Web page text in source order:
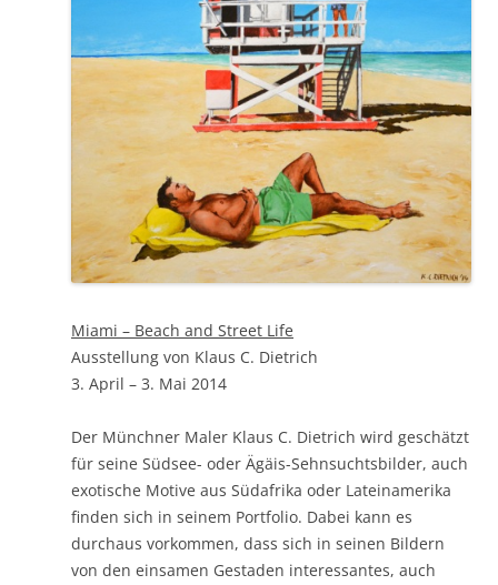
Miami – Beach and Street Life
Ausstellung von Klaus C. Dietrich
3. April – 3. Mai 2014
Der Münchner Maler Klaus C. Dietrich wird geschätzt
für seine Südsee- oder Ägäis-Sehnsuchtsbilder, auch
exotische Motive aus Südafrika oder Lateinamerika
finden sich in seinem Portfolio. Dabei kann es
durchaus vorkommen, dass sich in seinen Bildern
von den einsamen Gestaden interessantes, auch